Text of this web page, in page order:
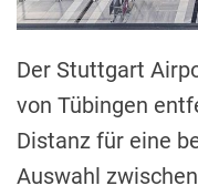
Der Stuttgart
von Tübingen
Distanz für eine
Auswahl